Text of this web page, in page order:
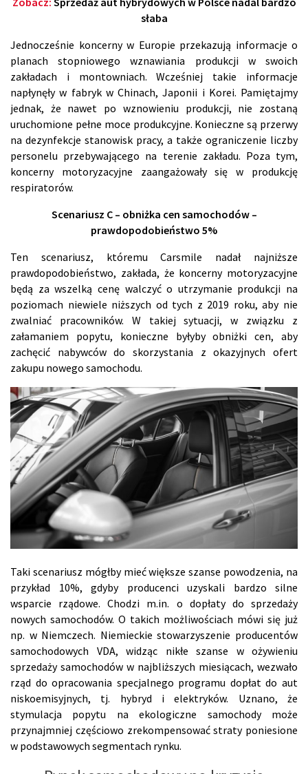
słaba
Jednocześnie koncerny w Europie przekazują informacje o
planach stopniowego wznawiania produkcji w swoich
zakładach i montowniach. Wcześniej takie informacje
napłynęły w fabryk w Chinach, Japonii i Korei. Pamiętajmy
jednak, że nawet po wznowieniu produkcji, nie zostaną
uruchomione pełne moce produkcyjne. Konieczne są przerwy
na dezynfekcje stanowisk pracy, a także ograniczenie liczby
personelu przebywającego na terenie zakładu. Poza tym,
koncerny motoryzacyjne zaangażowały się w produkcję
respiratorów.
Scenariusz C – obniżka cen samochodów –
prawdopodobieństwo 5%
Ten scenariusz, któremu Carsmile nadał najniższe
prawdopodobieństwo, zakłada, że koncerny motoryzacyjne
będą za wszelką cenę walczyć o utrzymanie produkcji na
poziomach niewiele niższych od tych z 2019 roku, aby nie
zwalniać pracowników. W takiej sytuacji, w związku z
załamaniem popytu, konieczne byłyby obniżki cen, aby
zachęcić nabywców do skorzystania z okazyjnych ofert
zakupu nowego samochodu.
Taki scenariusz mógłby mieć większe szanse powodzenia, na
przykład 10%, gdyby producenci uzyskali bardzo silne
wsparcie rządowe. Chodzi m.in. o dopłaty do sprzedaży
nowych samochodów. O takich możliwościach mówi się już
np. w Niemczech. Niemieckie stowarzyszenie producentów
samochodowych VDA, widząc nikłe szanse w ożywieniu
sprzedaży samochodów w najbliższych miesiącach, wezwało
rząd do opracowania specjalnego programu dopłat do aut
niskoemisyjnych, tj. hybryd i elektryków. Uznano, że
stymulacja popytu na ekologiczne samochody może
przynajmniej częściowo zrekompensować straty poniesione
w podstawowych segmentach rynku.